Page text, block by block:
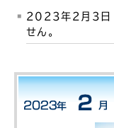
2023年2月3日
せん。